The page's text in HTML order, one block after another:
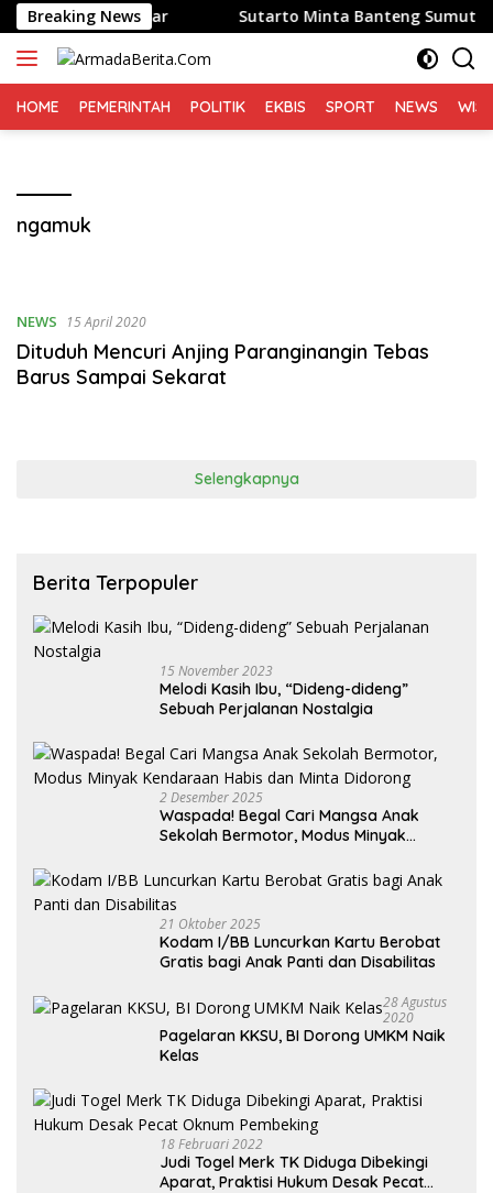
Langsung
ke
konten
Breaking News
Pagar Sutarto Minta Banteng Sumut Merah
HOME PEMERINTAH POLITIK EKBIS SPORT NEWS
ngamuk
NEWS 15 April 2020
Dituduh Mencuri Anjing Paranginangin Tebas
Barus Sampai Sekarat
Selengkapnya
Berita Terpopuler
15 November 2023
Melodi Kasih Ibu, “Dideng-dideng”
Sebuah Perjalanan Nostalgia
2 Desember 2025
Waspada! Begal Cari Mangsa Anak
Sekolah Bermotor, Modus Minyak
21 Oktober 2025
Kodam I/BB Luncurkan Kartu Berobat
Gratis bagi Anak Panti dan Disabilitas
28 Agustus
2020
Pagelaran KKSU, BI Dorong UMKM Naik
Kelas
18 Februari 2022
Judi Togel Merk TK Diduga Dibekingi
Aparat, Praktisi Hukum Desak Pecat